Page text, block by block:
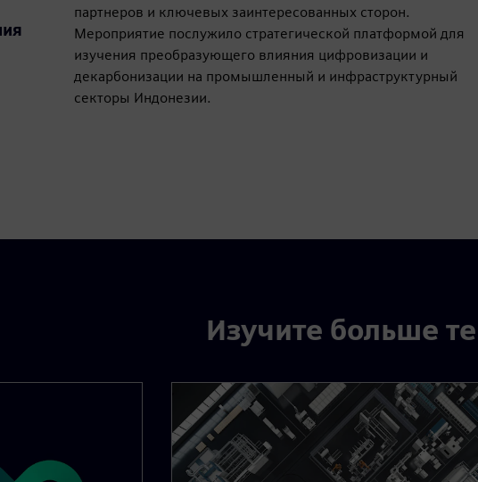
партнеров и ключевых заинтересованных сторон.
Мероприятие послужило стратегической платформой для
изучения преобразующего влияния цифровизации и
декарбонизации на промышленный и инфраструктурный
секторы Индонезии.
Изучите больше